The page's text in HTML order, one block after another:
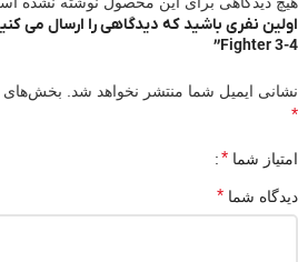
اولین نفری باشید که دیدگاهی را ارسال می
Fighter 3-4”
نشانی ایمیل شما منتشر نخواهد شد. بخش‌های
*
امتیاز شما *
دیدگاه شما *